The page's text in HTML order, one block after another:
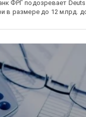
ФРГ подозревает
в размере до 12 млрд.